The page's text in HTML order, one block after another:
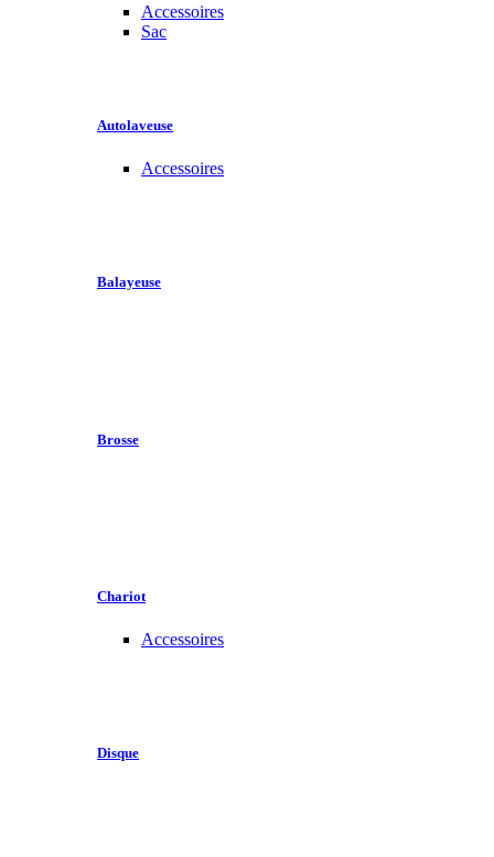
Accessoires
Sac
Autolaveuse
Accessoires
Balayeuse
Brosse
Chariot
Accessoires
Disque